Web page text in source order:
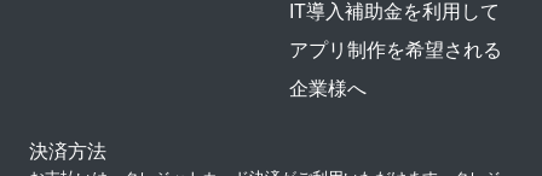
IT導入補助金を利用して
アプリ制作を希望される
企業様へ
決済方法